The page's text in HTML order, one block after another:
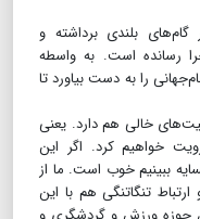
بلندی برداشته و
رسانده است. به واسطه
را به دست بیاورد تا
خالی هم دارد. یعنی
خواهیم کرد. اگر این
ببینیم خوب است. ما از
تنگاتنگی هم با این